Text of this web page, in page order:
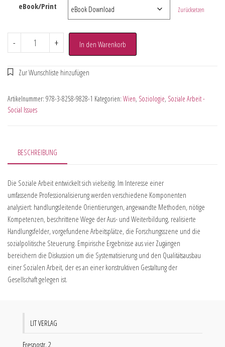
eBook/Print Zurücksetzen
- + In den Warenkorb
Artikelnummer: 978-3-8258-9828-1 Kategorien: Wien, Soziologie, Soziale Arbeit -
Social Issues
BESCHREIBUNG
Die Soziale Arbeit entwickelt sich vielseitig. Im Interesse einer
umfassende Professionalisierung werden verschiedene Komponenten
analysiert: handlungsleitende Orientierungen, angewandte Methoden, nötige
Kompetenzen, beschrittene Wege der Aus- und Weiterbildung, realisierte
Handlungsfelder, vorgefundene Arbeitsplätze, die Forschungsszene und die
sozialpolitische Steuerung. Empirische Ergebnisse aus vier Zugängen
bereichern die Diskussion um die Systematisierung und den Qualitätsausbau
einer Sozialen Arbeit, der es an einer konstruktiven Gestaltung der
Gesellschaft gelegen ist.
LIT VERLAG
Fresnostr. 2